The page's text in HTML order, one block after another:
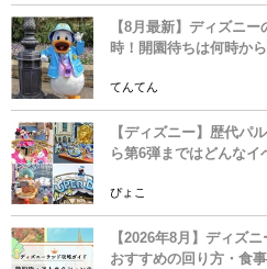
【8月最新】ディズニ
時！開園待ちは何時か
てんてん
【ディズニー】歴代パ
ら第6弾まではどんな
ぴょこ
【2026年8月】ディズ
おすすめの回り方・食